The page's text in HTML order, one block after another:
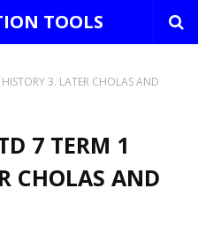
TOOLS
3. LATER CHOLAS AND
7 TERM 1
CHOLAS AND